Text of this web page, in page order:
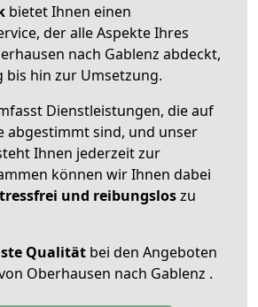
bietet Ihnen einen
der alle Aspekte Ihres
nach Gablenz abdeckt,
bis hin zur Umsetzung.
Dienstleistungen, die auf
abgestimmt sind, und unser
Ihnen jederzeit zur
können wir Ihnen dabei
und reibungsloszu
Qualität bei den Angeboten
Oberhausen nach Gablenz .